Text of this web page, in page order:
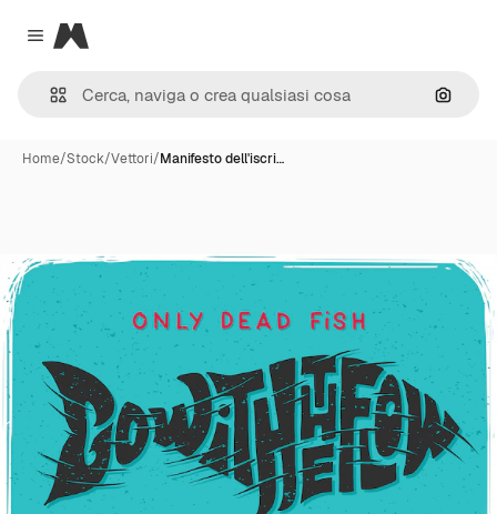
Close menu
Magnific
Cerca
Home/Stock/Vettori/Manifesto dell'iscri…